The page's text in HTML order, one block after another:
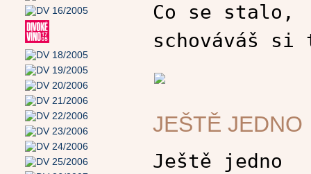
Co se stalo,
schováváš si
JEŠTĚ JEDNO
Ještě jedno